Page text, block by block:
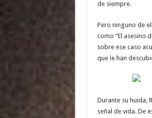
de siempre.
Pero ninguno de
como “El asesino
sobre ese caso
que le han
Durante su huida,
señal de vida. De